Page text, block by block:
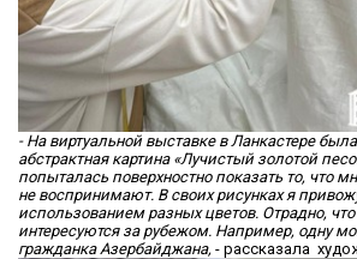
- На виртуальной выставке в Ланкастере
абстрактная картина «Лучистый золотой
попыталась поверхностно показать то, что
не воспринимают. В своих рисунках я
использованием разных цветов. Отрадно,
интересуются за рубежом. Например, одну
гражданка Азербайджана, - рассказала